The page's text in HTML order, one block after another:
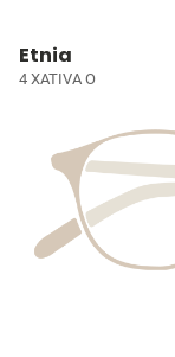
Etnia
4 XATIVA O